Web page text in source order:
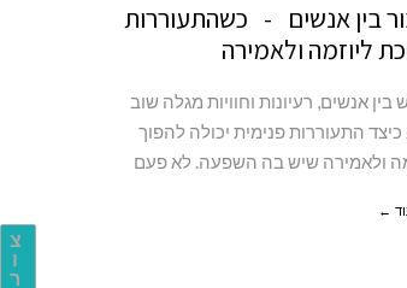
צ
ו
ר
בין אנשים - כשהתעוררות
ליוזמה ולאמירה
בין אנשים, רעיונות וחוויות מגלה שוב
כיצד התעוררות פנימית יכולה להפוך
ולאמירה שיש בה השפעה. לא פעם
←